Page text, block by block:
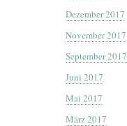
Dezember 2017
November 2017
September 2017
Juni 2017
Mai 2017
März 2017